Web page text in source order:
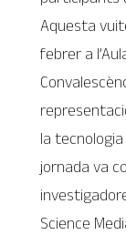
Aquesta
febrer a
la
jornada va
Science